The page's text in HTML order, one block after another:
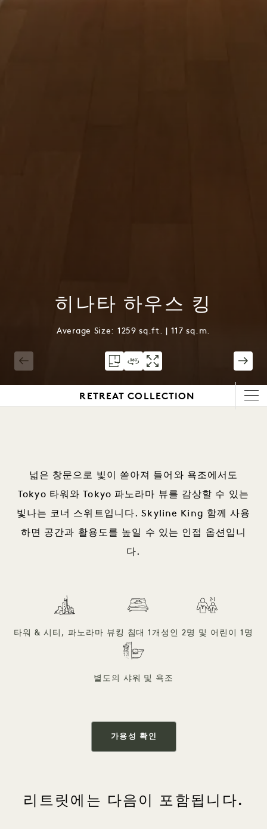
히나타 하우스 킹
Average Size: 1259 sq.ft. | 117 sq.m.
RETREAT COLLECTION
넓은 창문으로 빛이 쏟아져 들어와 욕조에서도
Tokyo 타워와 Tokyo 파노라마 뷰를 감상할 수 있는
빛나는 코너 스위트입니다. Skyline King 함께 사용
하면 공간과 활용도를 높일 수 있는 인접 옵션입니
다.
타워 & 시티, 파노라마 뷰 킹 침대 1개 성인 2명 및 어린이 1명
별도의 샤워 및 욕조
가용성 확인
리트릿에는 다음이 포함됩니다.